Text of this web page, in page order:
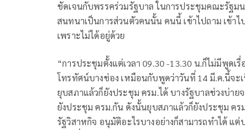
ชัดเจนกับพรรคร่วมรัฐบาล ในการประชุมคณะรัฐม
สนทนาเป็นการส่วนตัวคนนั้น คนนี้ เข้าไปถาม เข้า
เพราะไม่ได้อยู่ด้วย
“การประชุมตั้งแต่เวลา 09.30 -13.30 น.ก็ไม่มีพูด
โทรทัศน์บางช่อง เหมือนกับพูดว่าวันที่ 14 มี.ค.นี้จะ
ยุบสภาแล้วก็ยังประชุม ครม.ได้ บางรัฐบาลช่วงบ่าย
ยังประชุม ครม.กัน ดังนั้นยุบสภาแล้วก็ยังประชุม คร
รัฐวิสาหกิจ อนุมัติอะไรบางอย่างก็สามารถทำได้ แ